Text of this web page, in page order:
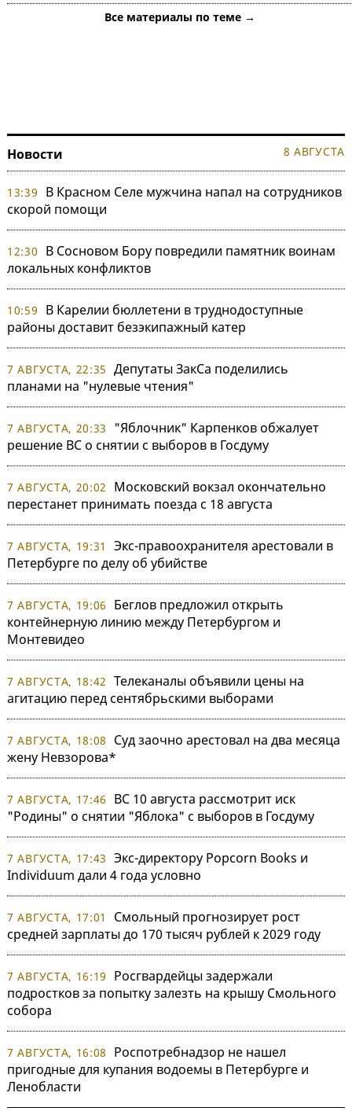
Все материалы по теме →
Новости 8 АВГУСТА
13:39
В Красном Селе мужчина напал на сотрудников
скорой помощи
12:30
В Сосновом Бору повредили памятник воинам
локальных конфликтов
10:59
В Карелии бюллетени в труднодоступные
районы доставит безэкипажный катер
7 АВГУСТА, 22:35 Депутаты ЗакСа поделились
планами на "нулевые чтения"
7 АВГУСТА, 20:33
"Яблочник" Карпенков обжалует
решение ВС о снятии с выборов в Госдуму
7 АВГУСТА, 20:02
Московский вокзал окончательно
перестанет принимать поезда с 18 августа
7 АВГУСТА, 19:31
Экс-правоохранителя арестовали в
Петербурге по делу об убийстве
7 АВГУСТА, 19:06
Беглов предложил открыть
контейнерную линию между Петербургом и
Монтевидео
7 АВГУСТА, 18:42 Телеканалы объявили цены на
агитацию перед сентябрьскими выборами
7 АВГУСТА, 18:08
Суд заочно арестовал на два месяца
жену Невзорова*
7 АВГУСТА, 17:46
ВС 10 августа рассмотрит иск
"Родины" о снятии "Яблока" с выборов в Госдуму
7 АВГУСТА, 17:43 Экс-директору Popcorn Books и
Individuum дали 4 года условно
7 АВГУСТА, 17:01
Смольный прогнозирует рост
средней зарплаты до 170 тысяч рублей к 2029 году
7 АВГУСТА, 16:19
Росгвардейцы задержали
подростков за попытку залезть на крышу Смольного
собора
7 АВГУСТА, 16:08
Роспотребнадзор не нашел
пригодные для купания водоемы в Петербурге и
Ленобласти